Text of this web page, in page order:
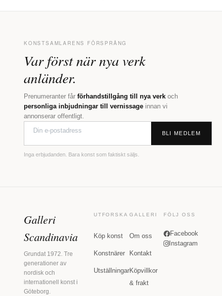
KONSTSAMLARENS FÖRSPRÅNG
Var först när nya verk
anländer.
Prenumeranter får förhandstillgång till nya verk och
personliga inbjudningar till vernissage innan vi
annonserar offentligt.
BLI MEDLEM
Inga erbjudanden. Bara konst som faktiskt säljs.
Galleri
Scandinavia
Grundat 1972. Tre
generationer av
nordisk och
internationell konst i
Göteborg.
UTFORSKA
Köp konst
Konstnärer
Utställningar
GALLERI
Om oss
Kontakt
Köpvillkor
& frakt
FÖLJ OSS
Facebook
Instagram